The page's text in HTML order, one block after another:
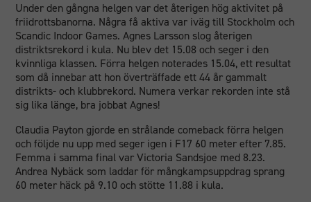
Under den gångna helgen var det återigen hög aktivitet på
friidrottsbanorna. Några få aktiva var iväg till Stockholm och
Scandic Indoor Games. Agnes Larsson slog återigen
distriktsrekord i kula. Nu blev det 15.08 och seger i den
kvinnliga klassen. Förra helgen noterades 15.04, ett resultat
som då innebar att hon överträffade ett 44 år gammalt
distrikts- och klubbrekord. Numera verkar rekorden inte stå
sig lika länge, bra jobbat Agnes!
Claudia Payton gjorde en strålande comeback förra helgen
och följde nu upp med seger igen i F17 60 meter efter 7.85.
Femma i samma final var Victoria Sandsjoe med 8.23.
Andrea Nybäck som laddar för mångkampsuppdrag sprang
60 meter häck på 9.10 och stötte 11.88 i kula.